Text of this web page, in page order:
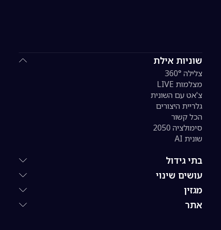
שוניות אילת
צלילה 360°
מצלמות LIVE
צ'אט עם השונית
גלריית היצורים
הכל קשור
סימולציה 2050
שונית AI
בתי גידול
עושים שינוי
מגזין
אתר